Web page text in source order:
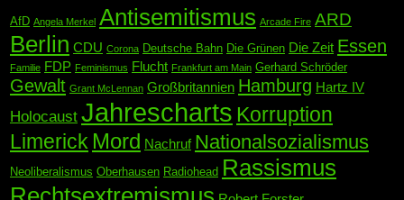
AfD Angela Merkel Antisemitismus Arcade Fire ARD
Berlin CDU Corona Deutsche Bahn Die Grünen Die Zeit Essen
Familie FDP Feminismus Flucht Frankfurt am Main Gerhard Schröder
Gewalt Grant McLennan Großbritannien Hamburg Hartz IV
Holocaust Jahrescharts Korruption
Limerick Mord Nachruf Nationalsozialismus
Neoliberalismus Oberhausen Radiohead Rassismus